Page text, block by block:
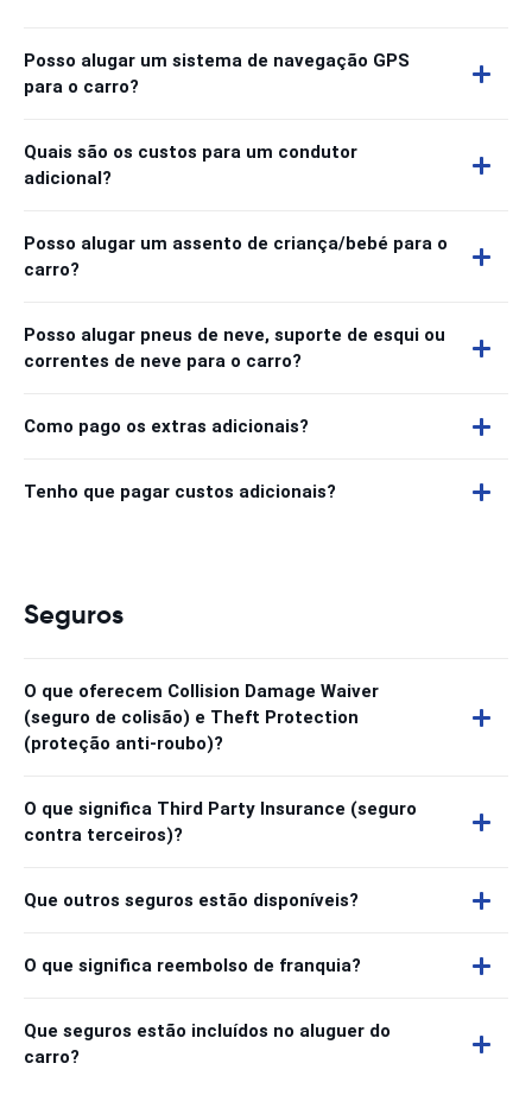
Posso alugar um sistema de navegação GPS
para o carro?
Quais são os custos para um condutor
adicional?
Posso alugar um assento de criança/bebé para o
carro?
Posso alugar pneus de neve, suporte de esqui ou
correntes de neve para o carro?
Como pago os extras adicionais?
Tenho que pagar custos adicionais?
Seguros
O que oferecem Collision Damage Waiver
(seguro de colisão) e Theft Protection
(proteção anti-roubo)?
O que significa Third Party Insurance (seguro
contra terceiros)?
Que outros seguros estão disponíveis?
O que significa reembolso de franquia?
Que seguros estão incluídos no aluguer do
carro?